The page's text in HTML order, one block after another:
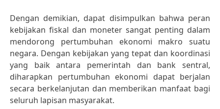
Dengan demikian, dapat disimpulkan bahwa peran
kebijakan fiskal dan moneter sangat penting dalam
mendorong pertumbuhan ekonomi makro suatu
negara. Dengan kebijakan yang tepat dan koordinasi
yang baik antara pemerintah dan bank sentral,
diharapkan pertumbuhan ekonomi dapat berjalan
secara berkelanjutan dan memberikan manfaat bagi
seluruh lapisan masyarakat.